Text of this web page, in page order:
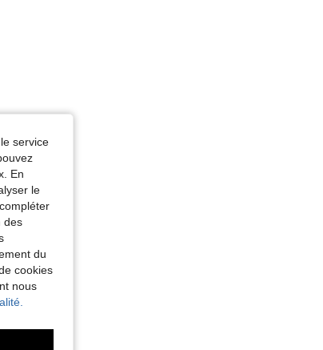
service
En
le
des
du
cookies
nous